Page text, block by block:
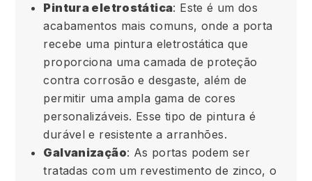
Pintura eletrostática: Este é um dos
acabamentos mais comuns, onde a porta
recebe uma pintura eletrostática que
proporciona uma camada de proteção
contra corrosão e desgaste, além de
permitir uma ampla gama de cores
personalizáveis. Esse tipo de pintura é
durável e resistente a arranhões.
Galvanização: As portas podem ser
tratadas com um revestimento de zinco, o